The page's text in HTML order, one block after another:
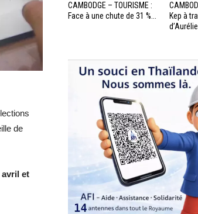
de
avril et
CAMBODGE – TOURISME :
Face à une chute de 31 %...
Kep à